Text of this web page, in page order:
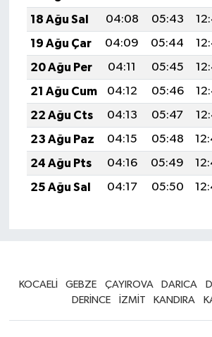
18 Ağu Sal
04:08 05:43
19 Ağu Çar
04:09 05:44
20 Ağu Per
04:11 05:45
21 Ağu Cum
04:12 05:46
22 Ağu Cts
04:13 05:47
23 Ağu Paz
04:15 05:48
24 Ağu Pts
04:16 05:49
25 Ağu Sal
04:17 05:50
KOCAELİ GEBZE ÇAYIROVA DARICA
DERİNCE
İZMİT KANDIRA